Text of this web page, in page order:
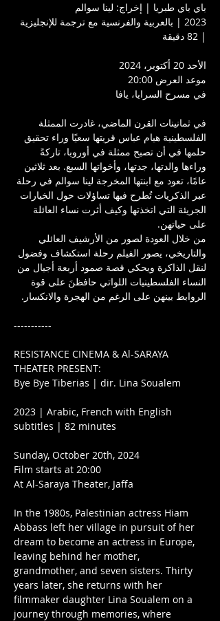
باي باي طبريا | إخراج: لينا سوالم
2023 | بالعربية والفرنسية مع ترجمة للإنجليزية
| 82 دقيقة
الأحد 20 أكتوبر، 2024
موعد العرض 20:00
في مسرح السرايا، يافا
في ثمانينات القرن الماضي، غادرت الممثلة
الفلسطينية هيام عباس قريتها سعيًا وراء تحقيق
حلمها في أن تصبح ممثلة في أوروبا، تاركةً
وراءها والدتها، جدتها، وأخواتها السبع. بعد ثلاثين
عامًا، تعود مع ابنتها المخرجة لينا سوالم في رحلة
عبر الذكريات تُطرح فيها تساؤلات حول الخيارات
الجريئة التي اتخذتها وكيف أثرت نساء العائلة
على حياتهن.
من خلال العودة لصور من الأرشيف العائلي
والتاريخي، يصور الفيلم رحلة استكشاف وفضول
لنقل الذاكرة ويحكي قصة صمود أربعة أجيال من
النساء الفلسطينيات اللواتي حافظنَ على قوة
الروابط بينهن على الرغم من الهجرة والانكسار.
-----------
RESISTANCE CINEMA & Al-SARAYA
THEATER PRESENT:
Bye Bye Tiberias | dir. Lina Soualem
2023 | Arabic, French with English
subtitles | 82 minutes
Sunday, October 20th, 2024
Film starts at 20:00
At Al-Saraya Theater, Jaffa
In the 1980s, Palestinian actress Hiam
Abbass left her village in pursuit of her
dream to become an actress in Europe,
leaving behind her mother,
grandmother, and seven sisters. Thirty
years later, she returns with her
filmmaker daughter Lina Soualem on a
journey through memories, where